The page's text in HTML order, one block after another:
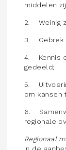
middelen
2. Weinig
3. Gebrek
4. Kennis
gedeeld;
5.
om kansen
6.
regionale
Regionaal